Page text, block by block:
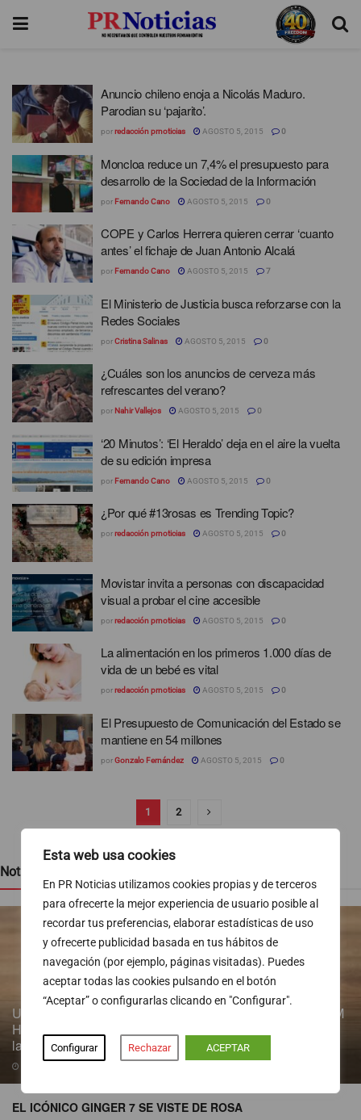
Esta web usa cookies
En PR Noticias utilizamos cookies propias y de terceros
para ofrecerte la mejor experiencia de usuario posible al
recordar tus preferencias, elaborar estadísticas de uso
y ofrecerte publicidad basada en tus hábitos de
navegación (por ejemplo, páginas visitadas). Puedes
aceptar todas las cookies pulsando en el botón
“Aceptar” o configurarlas clicando en "Configurar".
Configurar Rechazar ACEPTAR
Anuncio chileno enoja a Nicolás Maduro.
Parodian su ‘pajarito’.
porredacción prnoticias AGOSTO 5, 2015 0
Moncloa reduce un 7,4% el presupuesto para
desarrollo de la Sociedad de la Información
por Fernando Cano AGOSTO 5, 2015 0
COPE y Carlos Herrera quieren cerrar ‘cuanto
antes’ el fichaje de Juan Antonio Alcalá
por Fernando Cano AGOSTO 5, 2015 7
El Ministerio de Justicia busca reforzarse con la
Redes Sociales
porCristina Salinas AGOSTO 5, 2015 0
¿Cuáles son los anuncios de cerveza más
refrescantes del verano?
por Nahir Vallejos AGOSTO 5, 2015 0
‘20 Minutos’: ‘El Heraldo’ deja en el aire la vuelta
de su edición impresa
por Fernando Cano AGOSTO 5, 2015 0
¿Por qué #13rosas es Trending Topic?
porredacción prnoticias AGOSTO 5, 2015 0
Movistar invita a personas con discapacidad
visual a probar el cine accesible
porredacción prnoticias AGOSTO 5, 2015 0
La alimentación en los primeros 1.000 días de
vida de un bebé es vital
porredacción prnoticias AGOSTO 5, 2015 0
El Presupuesto de Comunicación del Estado se
mantiene en 54 millones
porGonzalo Fernández AGOSTO 5, 2015 0
1 2
Noticias recientes
Un estudio longitudinal de la Fundación de Investigación HM
Hospitales identifica la ventana de oportunidad para revertir
la obesidad infantil
EL ICÓNICO GINGER 7 SE VISTE DE ROSA